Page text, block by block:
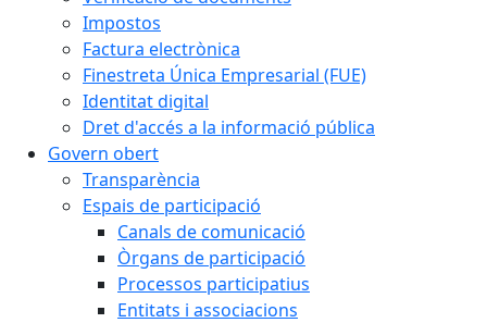
Impostos
Factura electrònica
Finestreta Única Empresarial (FUE)
Identitat digital
Dret d'accés a la informació pública
Govern obert
Transparència
Espais de participació
Canals de comunicació
Òrgans de participació
Processos participatius
Entitats i associacions